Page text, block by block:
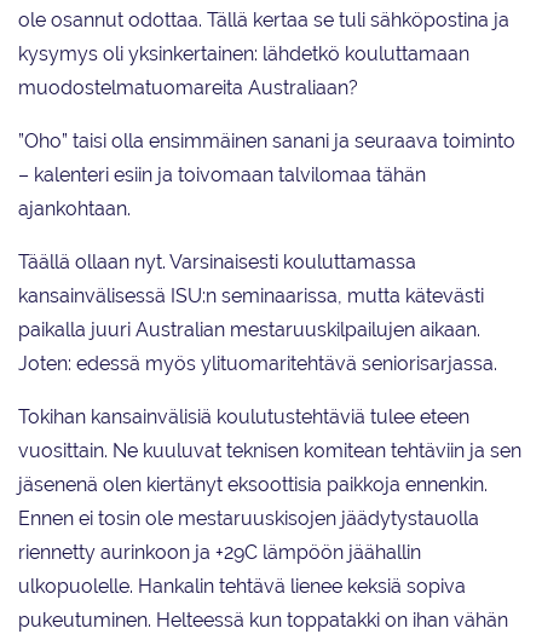
ole osannut odottaa. Tällä kertaa se tuli sähköpostina ja
kysymys oli yksinkertainen: lähdetkö kouluttamaan
muodostelmatuomareita Australiaan?
”Oho” taisi olla ensimmäinen sanani ja seuraava toiminto
– kalenteri esiin ja toivomaan talvilomaa tähän
ajankohtaan.
Täällä ollaan nyt. Varsinaisesti kouluttamassa
kansainvälisessä ISU:n seminaarissa, mutta kätevästi
paikalla juuri Australian mestaruuskilpailujen aikaan.
Joten: edessä myös ylituomaritehtävä seniorisarjassa.
Tokihan kansainvälisiä koulutustehtäviä tulee eteen
vuosittain. Ne kuuluvat teknisen komitean tehtäviin ja sen
jäsenenä olen kiertänyt eksoottisia paikkoja ennenkin.
Ennen ei tosin ole mestaruuskisojen jäädytystauolla
riennetty aurinkoon ja +29C lämpöön jäähallin
ulkopuolelle. Hankalin tehtävä lienee keksiä sopiva
pukeutuminen. Helteessä kun toppatakki on ihan vähän